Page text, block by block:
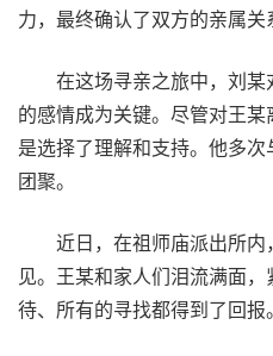
力，最终确认了双方的亲属关
在这场寻亲之旅中，刘
的感情成为关键。尽管对王
是选择了理解和支持。他多
团聚。
近日，在祖师庙派出所
见。王某和家人们泪流满面
待、所有的寻找都得到了回报。